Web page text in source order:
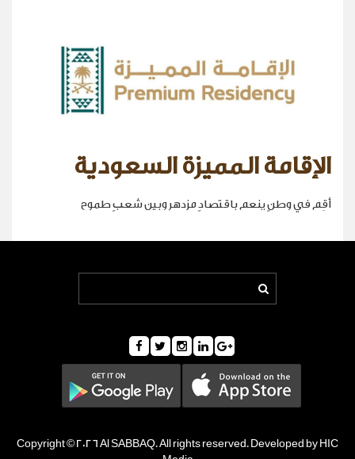
الإقامة المميزة السعودية
أقِم في وطنٍ ينعم باقتصادٍ مزدهر وبين شعبٍ طموح
Copyright © 2026 Al SABBAQ. All rights reserved. Developed by HIC